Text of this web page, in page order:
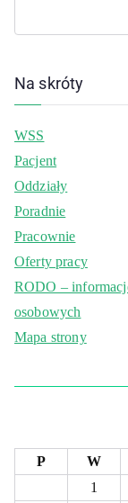
Na skróty
WSS
Pacjent
Oddziały
Poradnie
Pracownie
Oferty pracy
RODO –
osobowych
Mapa strony
P
W
1